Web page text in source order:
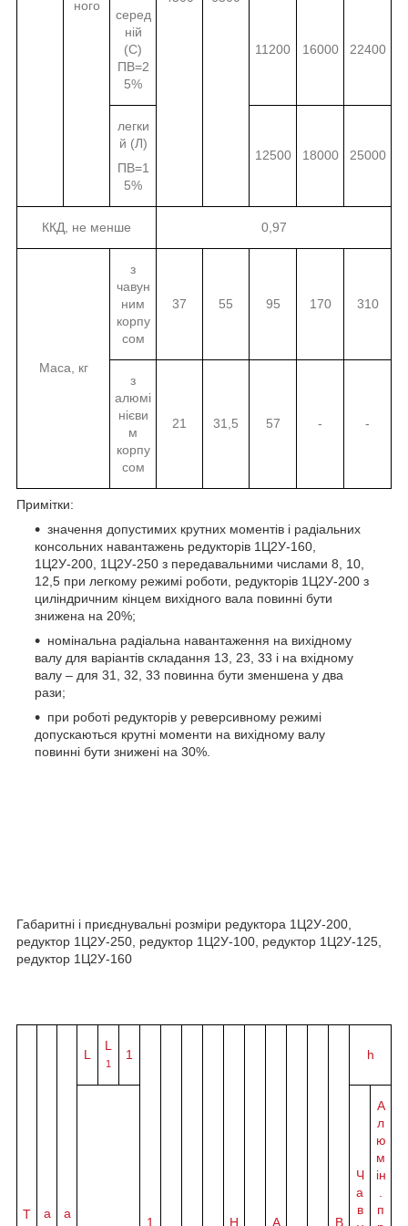
ного
серед
ній
(С)
ПВ=2
5%
11200 16000 22400
легки
й (Л)
ПВ=1
5%
12500 18000 25000
ККД, не менше 0,97
Маса, кг
з
чавун
ним
корпу
сом
37 55 95 170 310
з
алюмі
нієви
м
корпу
сом
21 31,5 57 - -
Примітки:
значення допустимих крутних моментів і радіальних
консольних навантажень редукторів 1Ц2У-160,
1Ц2У-200, 1Ц2У-250 з передавальними числами 8, 10,
12,5 при легкому режимі роботи, редукторів 1Ц2У-200 з
циліндричним кінцем вихідного вала повинні бути
знижена на 20%;
номінальна радіальна навантаження на вихідному
валу для варіантів складання 13, 23, 33 і на вхідному
валу – для 31, 32, 33 повинна бути зменшена у два
рази;
при роботі редукторів у реверсивному режимі
допускаються крутні моменти на вихідному валу
повинні бути знижені на 30%.
Габаритні і приєднувальні розміри редуктора 1Ц2У-200,
редуктор 1Ц2У-250, редуктор 1Ц2У-100, редуктор 1Ц2У-125,
редуктор 1Ц2У-160
Т
а a
L
L
1
1
1 H A B
h
Ч
а
в
А
л
ю
м
ін
п